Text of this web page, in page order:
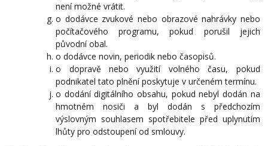
není možné vrátit.
o dodávce zvukové nebo obrazové nahrávky nebo
počítačového programu, pokud porušil jejich
původní obal.
o dodávce novin, periodik nebo časopisů.
o dopravě nebo využití volného času, pokud
podnikatel tato plnění poskytuje v určeném termínu.
o dodání digitálního obsahu, pokud nebyl dodán na
hmotném nosiči a byl dodán s předchozím
výslovným souhlasem spotřebitele před uplynutím
lhůty pro odstoupení od smlouvy.